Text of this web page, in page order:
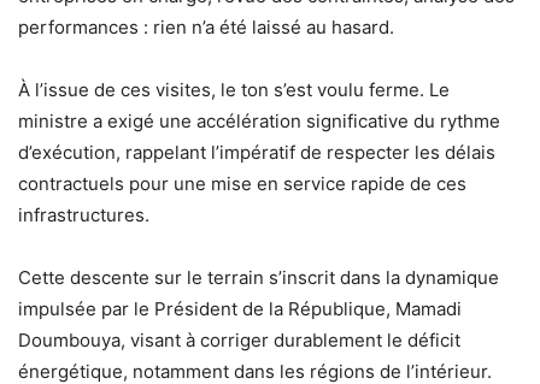
performances : rien n’a été laissé au hasard.
À l’issue de ces visites, le ton s’est voulu ferme. Le
ministre a exigé une accélération significative du rythme
d’exécution, rappelant l’impératif de respecter les délais
contractuels pour une mise en service rapide de ces
infrastructures.
Cette descente sur le terrain s’inscrit dans la dynamique
impulsée par le Président de la République, Mamadi
Doumbouya, visant à corriger durablement le déficit
énergétique, notamment dans les régions de l’intérieur.